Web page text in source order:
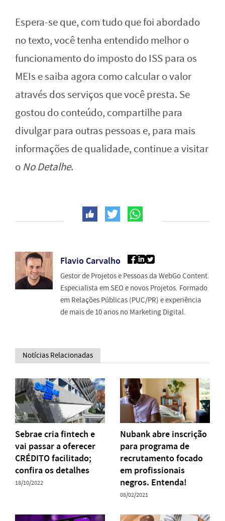
Espera-se que, com tudo que foi abordado
no texto, você tenha entendido melhor o
funcionamento do imposto do ISS para os
MEIs e saiba agora como calcular o valor
através dos serviços que você presta. Se
gostou do conteúdo, compartilhe para
divulgar para outras pessoas e, para mais
informações de qualidade, continue a visitar
o No Detalhe.
Flavio Carvalho
Gestor de Projetos e Pessoas da WebGo Content.
Especialista em SEO e novos Projetos. Formado
em Relações Públicas (PUC/PR) e experiência
de mais de 10 anos no Marketing Digital.
Notícias Relacionadas
Sebrae cria fintech e
vai passar a oferecer
CRÉDITO facilitado;
confira os detalhes
18/10/2022
Nubank abre inscrição
para programa de
recrutamento focado
em profissionais
negros. Entenda!
08/02/2021